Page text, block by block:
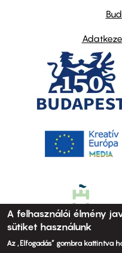
A felhasználói élmény
sütiket használunk
Az „Elfogadás” gombra kattintva